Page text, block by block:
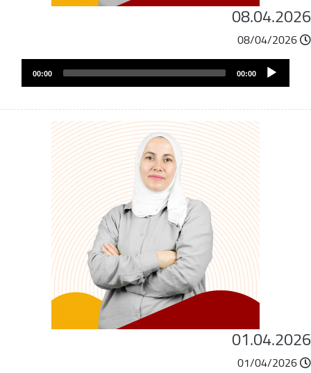
08/04/2026
ملفAudio
Player
00:00
00:00
01/04/2026